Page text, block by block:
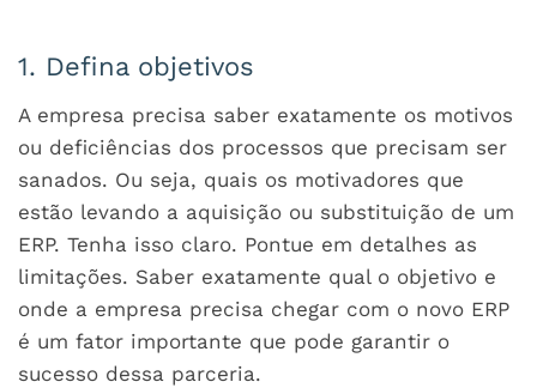
1. Defina objetivos
A empresa precisa saber exatamente os motivos
ou deficiências dos processos que precisam ser
sanados. Ou seja, quais os motivadores que
estão levando a aquisição ou substituição de um
ERP. Tenha isso claro. Pontue em detalhes as
limitações. Saber exatamente qual o objetivo e
onde a empresa precisa chegar com o novo ERP
é um fator importante que pode garantir o
sucesso dessa parceria.